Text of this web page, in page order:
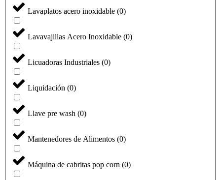
Lavaplatos acero inoxidable (0)
Lavavajillas Acero Inoxidable (0)
Licuadoras Industriales (0)
Liquidación (0)
Llave pre wash (0)
Mantenedores de Alimentos (0)
Máquina de cabritas pop corn (0)